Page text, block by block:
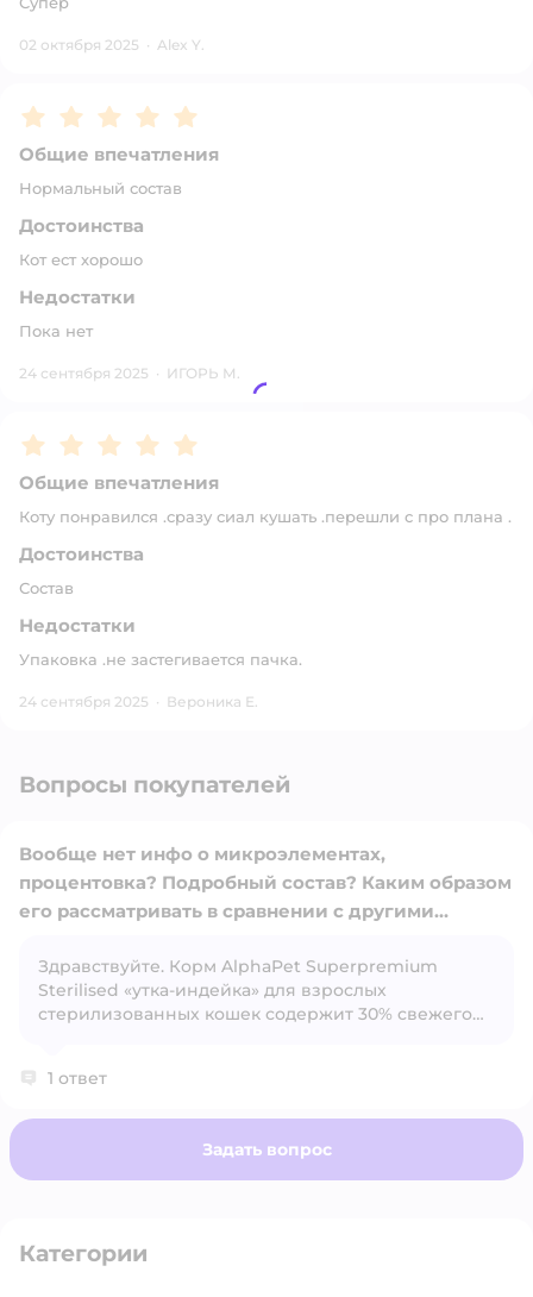
02 октября 2025 · Alex Y.
Рейтинг:5
Общие впечатления
Нормальный состав
Достоинства
Кот ест хорошо
Недостатки
Пока нет
24 сентября 2025 · ИГОРЬ М.
Рейтинг:5
Общие впечатления
Коту понравился .сразу сиал кушать .перешли с про плана .
Достоинства
Состав
Недостатки
Упаковка .не застегивается пачка.
24 сентября 2025 · Вероника Е.
Вопросы покупателей
Открыть вопрос
Вообще нет инфо о микроэлементах,
процентовка? Подробный состав? Каким образом
его рассматривать в сравнении с другими
Здравствуйте. Корм AlphaPet Superpremium
Sterilised «утка‑индейка» для взрослых
стерилизованных кошек содержит 30% свежего
также рис, ячмень, овёс и комплекс натуральных
производитель не указывает точную
«процентовку» микроэлементов и витаминов, как
1 ответ
Задать вопрос
Категории